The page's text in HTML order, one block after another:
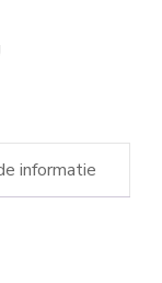
informatie